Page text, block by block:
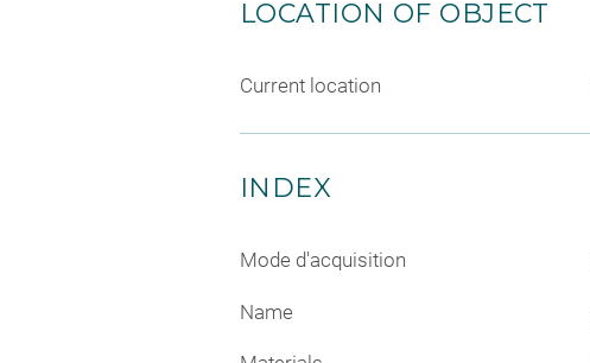
LOCATION OF OBJECT
Current location
INDEX
Mode d'acquisition
Name